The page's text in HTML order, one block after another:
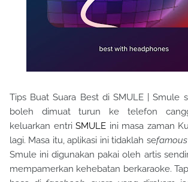
Tips Buat Suara Best di SMULE | Smule
boleh dimuat turun ke telefon
keluarkan entri SMULE ini masa zaman
lagi. Masa itu, aplikasi ini tidaklah sefamous
Smule ini digunakan pakai oleh artis
mempamerkan kehebatan berkaraoke.